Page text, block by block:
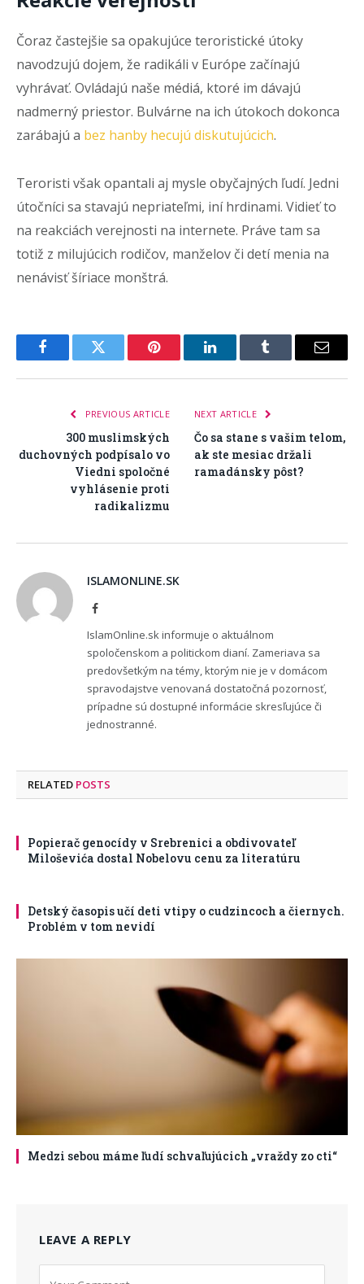
Čoraz častejšie sa opakujúce teroristické útoky
navodzujú dojem, že radikáli v Európe začínajú
vyhrávať. Ovládajú naše médiá, ktoré im dávajú
nadmerný priestor. Bulvárne na ich útokoch dokonca
zarábajú a bez hanby hecujú diskutujúcich.
Teroristi však opantali aj mysle obyčajných ľudí. Jedni
útočníci sa stavajú nepriateľmi, iní hrdinami. Vidieť to
na reakciách verejnosti na internete. Práve tam sa
totiž z milujúcich rodičov, manželov či detí menia na
nenávisť šíriace monštrá.
FacebookTwitter Pinterest LinkedInTumblr Email
PREVIOUS ARTICLE
300 muslimských
duchovných podpísalo vo
Viedni spoločné
vyhlásenie proti
radikalizmu
NEXT ARTICLE
Čo sa stane s vašim telom,
ak ste mesiac držali
ramadánsky pôst?
ISLAMONLINE.SK
Facebook
IslamOnline.sk informuje o aktuálnom
spoločenskom a politickom dianí. Zameriava sa
predovšetkým na témy, ktorým nie je v domácom
spravodajstve venovaná dostatočná pozornosť,
prípadne sú dostupné informácie skresľujúce či
jednostranné.
RELATED POSTS
Popierač genocídy v Srebrenici a obdivovateľ
Miloševića dostal Nobelovu cenu za literatúru
Detský časopis učí deti vtipy o cudzincoch a čiernych.
Problém v tom nevidí
Medzi sebou máme ľudí schvaľujúcich „vraždy zo cti“
LEAVE A REPLY